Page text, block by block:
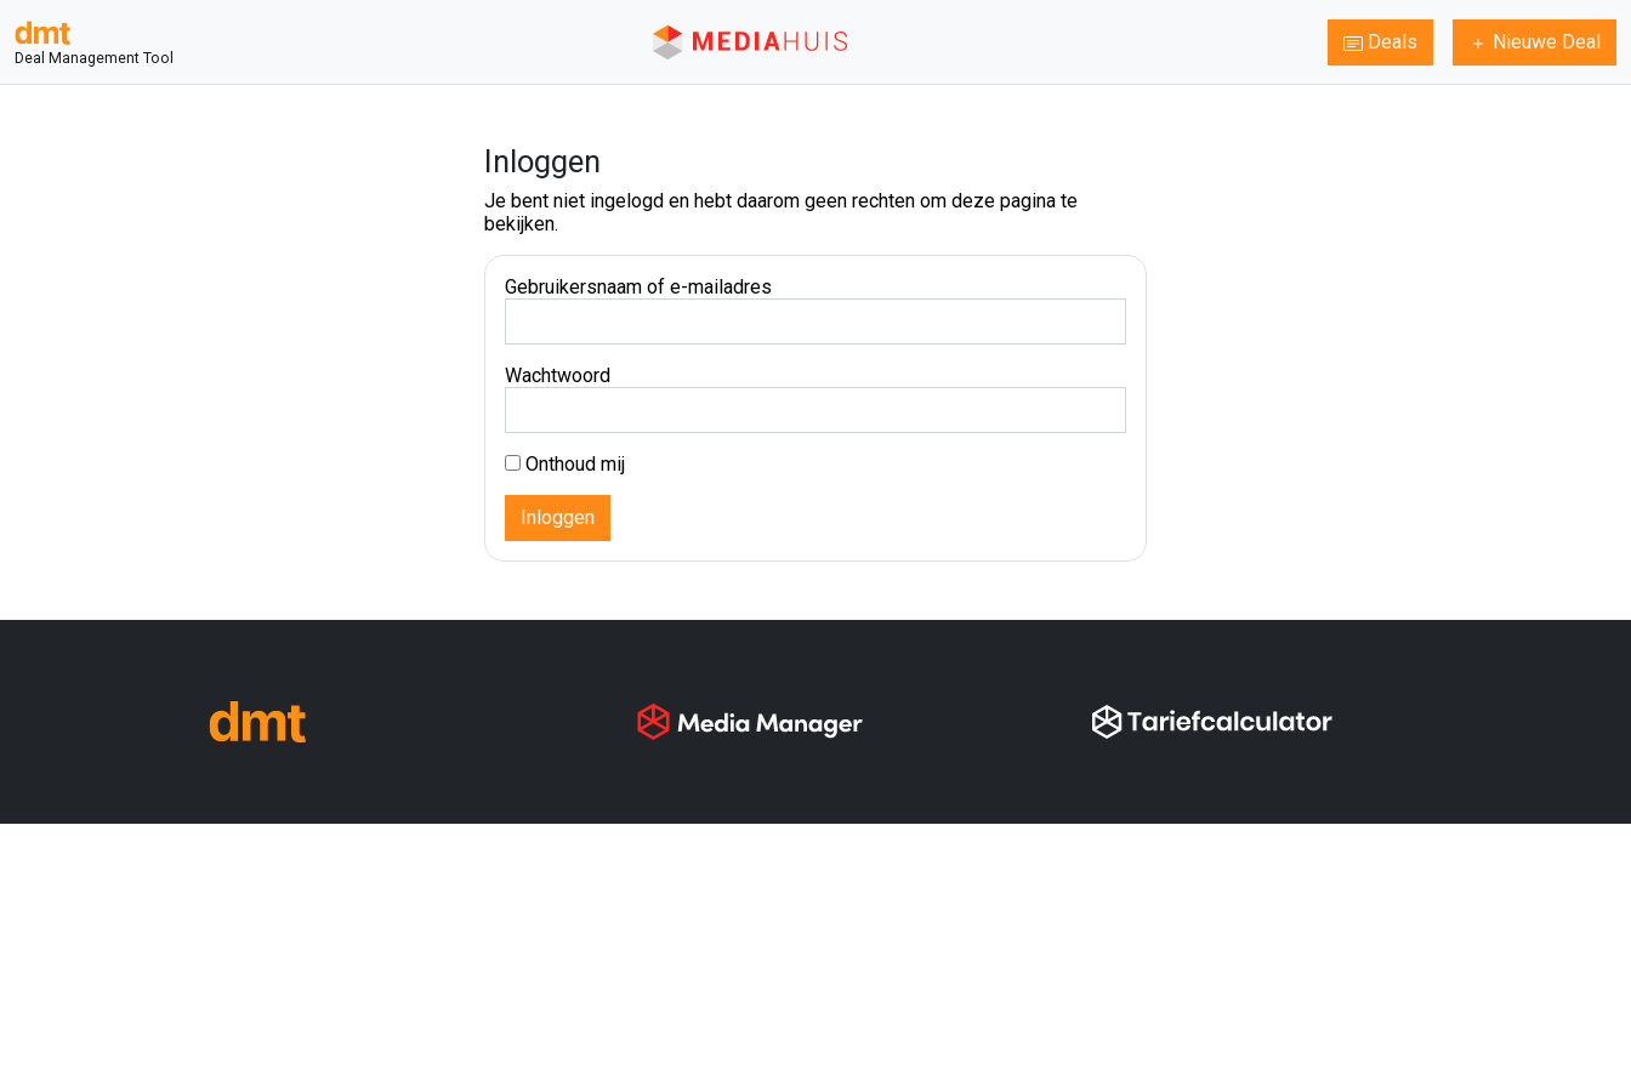
Deal Management Tool
Deals Nieuwe Deal
Inloggen
Je bent niet ingelogd en hebt daarom geen rechten om deze pagina te
bekijken.
Gebruikersnaam of e-mailadres
Wachtwoord
Onthoud mij